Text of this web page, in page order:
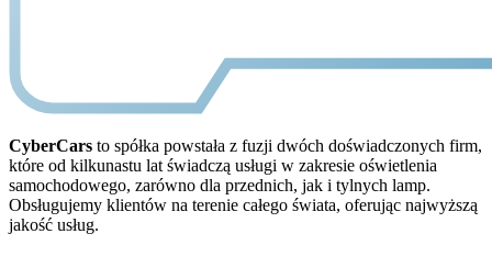
CyberCars to spółka powstała z fuzji dwóch doświadczonych firm,
które od kilkunastu lat świadczą usługi w zakresie oświetlenia
samochodowego, zarówno dla przednich, jak i tylnych lamp.
Obsługujemy klientów na terenie całego świata, oferując najwyższą
jakość usług.